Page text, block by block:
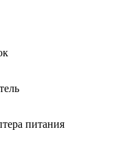
питания